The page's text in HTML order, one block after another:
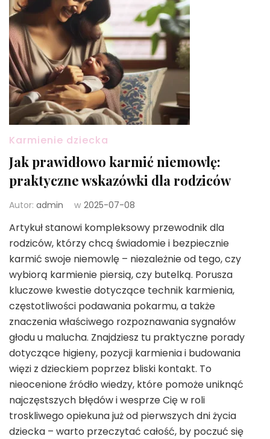
Karmienie dziecka
Jak prawidłowo karmić niemowlę:
praktyczne wskazówki dla rodziców
Autor: admin w 2025-07-08
Artykuł stanowi kompleksowy przewodnik dla
rodziców, którzy chcą świadomie i bezpiecznie
karmić swoje niemowlę – niezależnie od tego, czy
wybiorą karmienie piersią, czy butelką. Porusza
kluczowe kwestie dotyczące technik karmienia,
częstotliwości podawania pokarmu, a także
znaczenia właściwego rozpoznawania sygnałów
głodu u malucha. Znajdziesz tu praktyczne porady
dotyczące higieny, pozycji karmienia i budowania
więzi z dzieckiem poprzez bliski kontakt. To
nieocenione źródło wiedzy, które pomoże uniknąć
najczęstszych błędów i wesprze Cię w roli
troskliwego opiekuna już od pierwszych dni życia
dziecka – warto przeczytać całość, by poczuć się